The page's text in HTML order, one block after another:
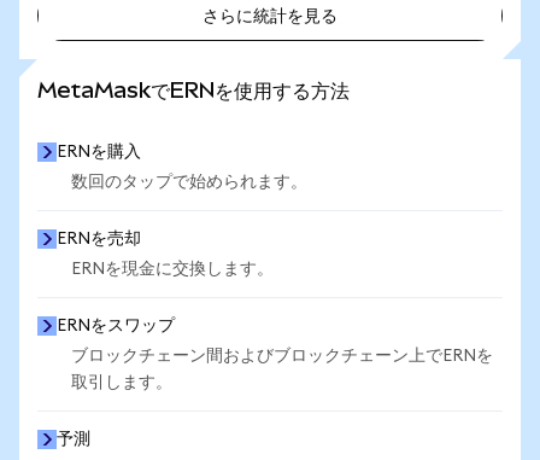
さらに統計を見る
MetaMaskでERNを使用する方法
ERNを購入
数回のタップで始められます。
ERNを売却
ERNを現金に交換します。
ERNをスワップ
ブロックチェーン間およびブロックチェーン上でERNを
取引します。
予測